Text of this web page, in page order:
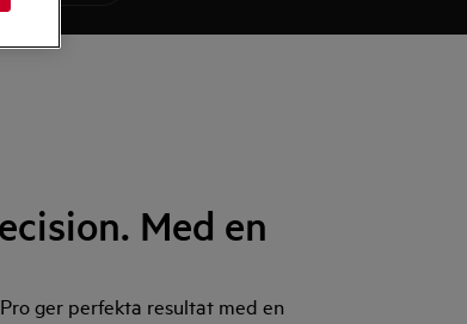
Med en
ger perfekta resultat med en